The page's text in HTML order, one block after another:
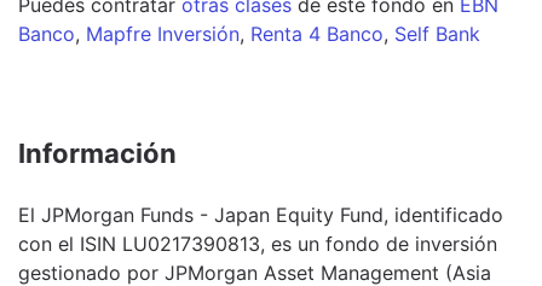
Banco, Mapfre Inversión, Renta 4 Banco, Self Bank
Información
El JPMorgan Funds - Japan Equity Fund, identificado
con el ISIN LU0217390813, es un fondo de inversión
gestionado por JPMorgan Asset Management (Asia